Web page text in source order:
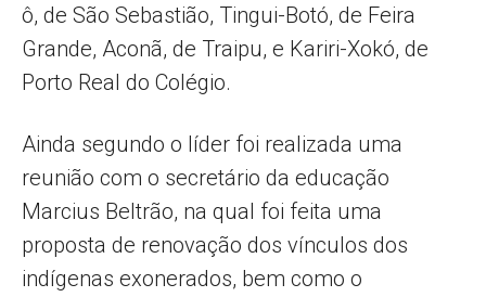
ô, de São Sebastião, Tingui-Botó, de Feira
Grande, Aconã, de Traipu, e Kariri-Xokó, de
Porto Real do Colégio.
Ainda segundo o líder foi realizada uma
reunião com o secretário da educação
Marcius Beltrão, na qual foi feita uma
proposta de renovação dos vínculos dos
indígenas exonerados, bem como o